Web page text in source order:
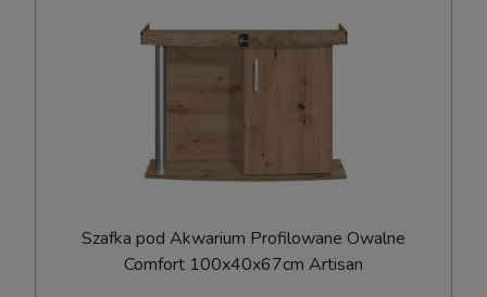
Szafka pod Akwarium Profilowane Owalne
Comfort 100x40x67cm Artisan